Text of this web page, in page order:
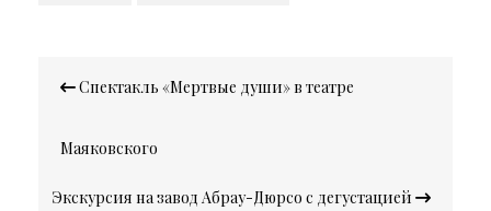
по Спектакль «Мертвые души» в театре
Маяковского
Экскурсия на завод Абрау-Дюрсо с дегустацией